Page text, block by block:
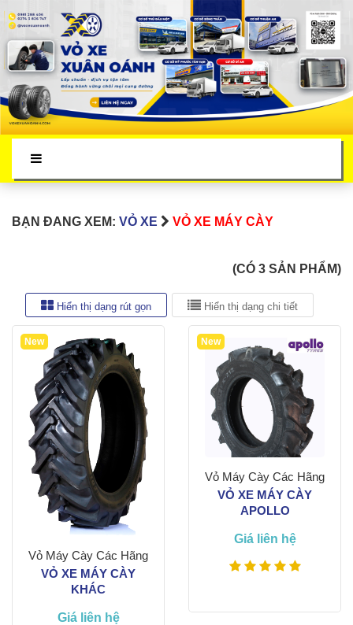
BẠN ĐANG XEM: VỎ XE VỎ XE MÁY CÀY
(CÓ 3 SẢN PHẨM)
Hiển thị dạng rút gọn Hiển thị dạng chi tiết
Vỏ Máy Cày Các Hãng
VỎ XE MÁY CÀY
KHÁC
Giá liên hệ
New
Vỏ Máy Cày Các Hãng
VỎ XE MÁY CÀY
APOLLO
Giá liên hệ
New